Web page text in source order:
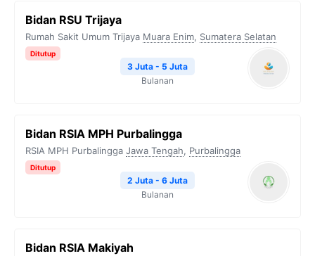
Bidan RSU Trijaya
Rumah Sakit Umum Trijaya Muara Enim, Sumatera Selatan
Ditutup
3 Juta - 5 Juta
Bulanan
Bidan RSIA MPH Purbalingga
RSIA MPH Purbalingga Jawa Tengah, Purbalingga
Ditutup
2 Juta - 6 Juta
Bulanan
Bidan RSIA Makiyah